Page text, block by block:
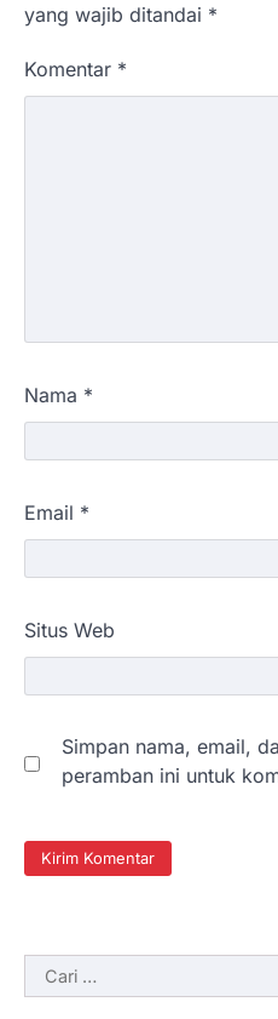
yang wajib ditandai *
Komentar *
Nama *
Email *
Situs Web
Simpan nama, email,
peramban ini untuk
Cari
untuk: